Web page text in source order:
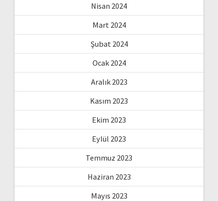
Nisan 2024
Mart 2024
Şubat 2024
Ocak 2024
Aralık 2023
Kasım 2023
Ekim 2023
Eylül 2023
Temmuz 2023
Haziran 2023
Mayıs 2023